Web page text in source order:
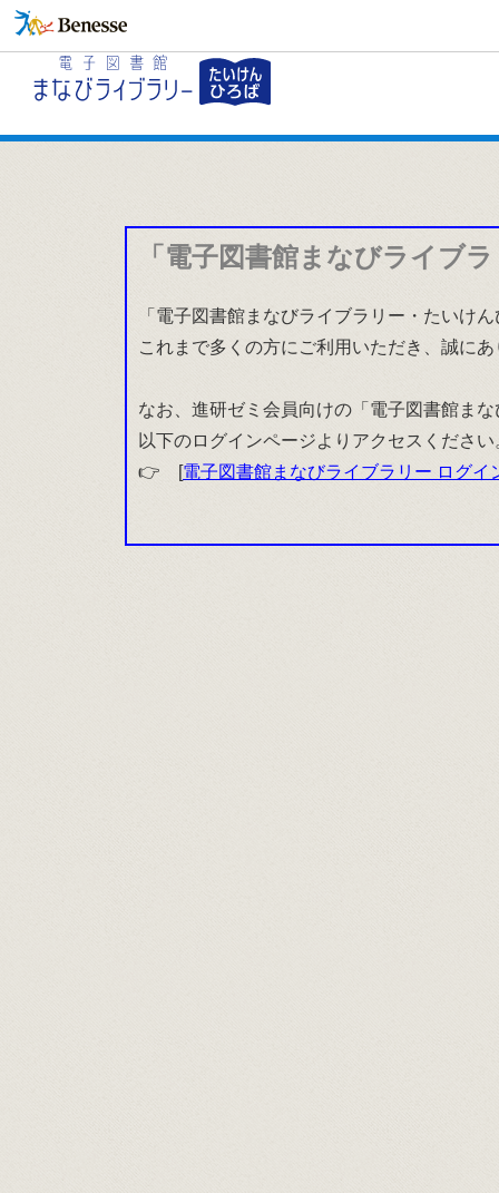
「電子図書館まなびライブ
「電子図書館まなびライブラリー・たいけ
これまで多くの方にご利用いただき、誠に
なお、進研ゼミ会員向けの「電子図書館ま
以下のログインページよりアクセスください
👉 [電子図書館まなびライブラリー ログイ